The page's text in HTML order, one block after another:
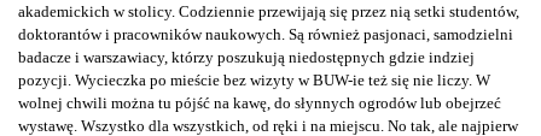
akademickich w stolicy. Codziennie przewijają się przez nią setki studentów,
doktorantów i pracowników naukowych. Są również pasjonaci, samodzielni
badacze i warszawiacy, którzy poszukują niedostępnych gdzie indziej
pozycji. Wycieczka po mieście bez wizyty w BUW-ie też się nie liczy. W
wolnej chwili można tu pójść na kawę, do słynnych ogrodów lub obejrzeć
wystawę. Wszystko dla wszystkich, od ręki i na miejscu. No tak, ale najpierw